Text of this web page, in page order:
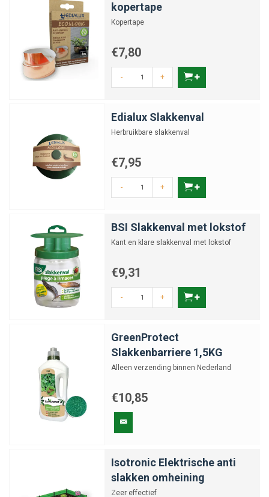
kopertape
Kopertape
€7,80
- +
Edialux Slakkenval
Herbruikbare slakkenval
€7,95
- +
BSI Slakkenval met lokstof
Kant en klare slakkenval met lokstof
€9,31
- +
GreenProtect
Slakkenbarriere 1,5KG
Alleen verzending binnen Nederland
€10,85
Isotronic Elektrische anti
slakken omheining
Zeer effectief